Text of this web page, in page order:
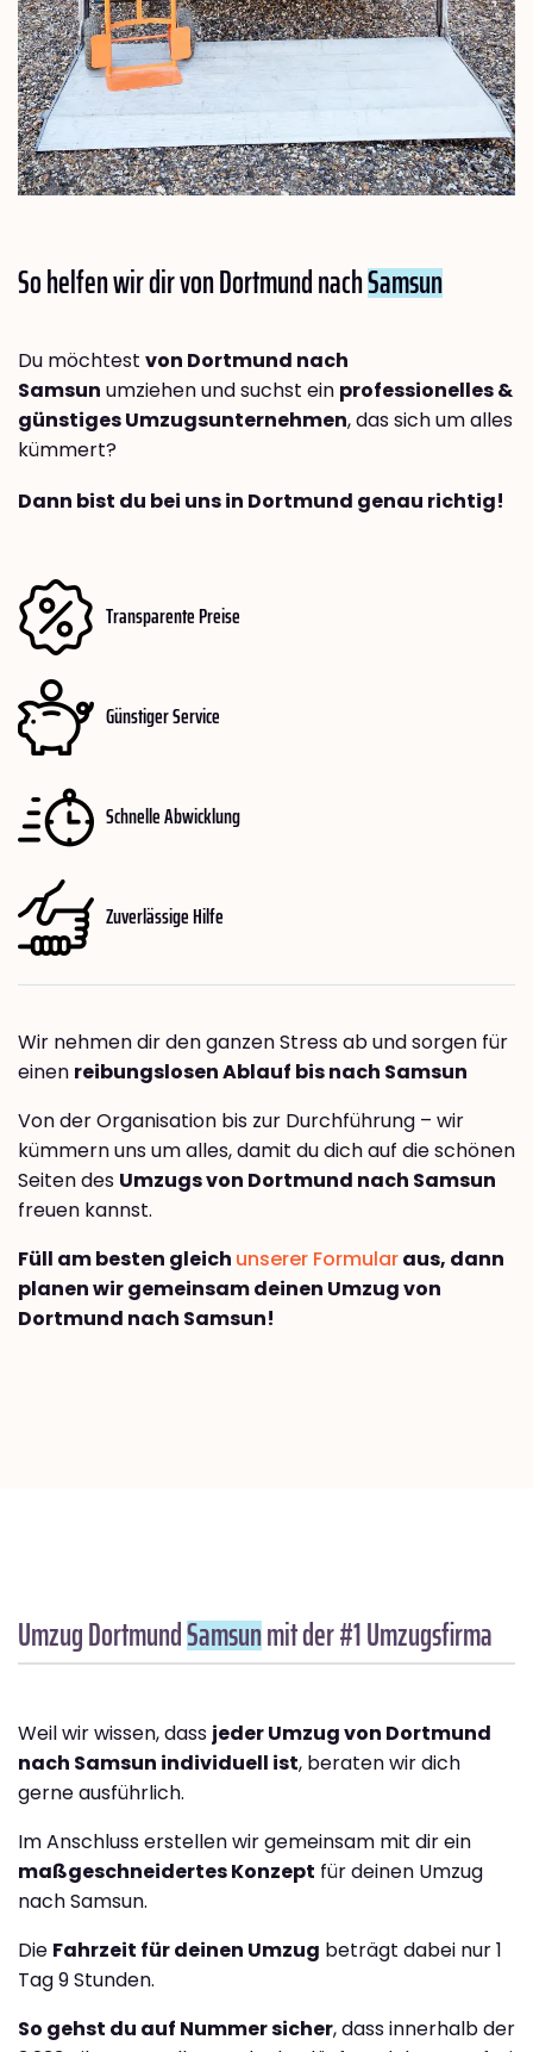
So helfen wir dir von Dortmund nachSamsun
Du möchtest von Dortmund nach
Samsun umziehen und suchst ein professionelles &
günstiges Umzugsunternehmen, das sich um alles
kümmert?
Dann bist du bei uns in Dortmund genau richtig!
Transparente Preise
Günstiger Service
Schnelle Abwicklung
Zuverlässige Hilfe
Wir nehmen dir den ganzen Stress ab und sorgen für
einen reibungslosen Ablauf bis nach Samsun
Von der Organisation bis zur Durchführung – wir
kümmern uns um alles, damit du dich auf die schönen
Seiten des Umzugs von Dortmund nach Samsun
freuen kannst.
Füll am besten gleich unserer Formularaus, dann
planen wir gemeinsam deinen Umzug von
Dortmund nach Samsun!
Umzug DortmundSamsunmit der #1 Umzugsfirma
Weil wir wissen, dass jeder Umzug von Dortmund
nach Samsun individuell ist, beraten wir dich
gerne ausführlich.
Im Anschluss erstellen wir gemeinsam mit dir ein
maßgeschneidertes Konzept für deinen Umzug
nach Samsun.
Die Fahrzeit für deinen Umzug beträgt dabei nur 1
Tag 9 Stunden.
So gehst du auf Nummer sicher, dass innerhalb der